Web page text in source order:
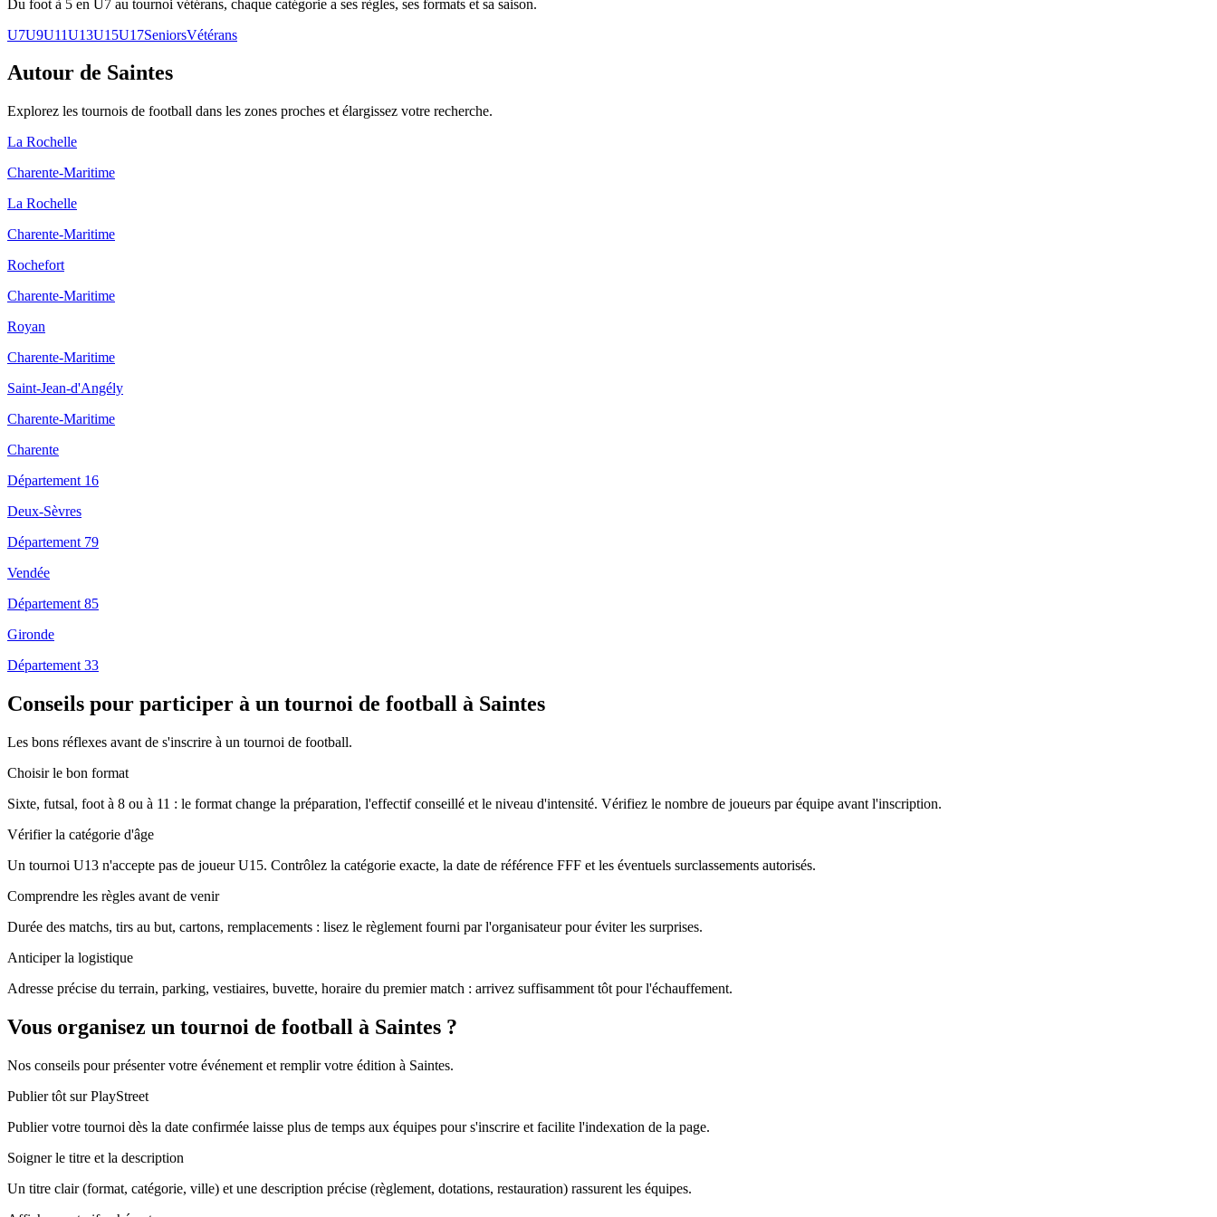
Du foot à 5 en U7 au tournoi vétérans, chaque catégorie a ses règles, ses formats et sa saison.
U7U9U11U13U15U17SeniorsVétérans
Autour de Saintes
Explorez les tournois de football dans les zones proches et élargissez votre recherche.
La Rochelle
Charente-Maritime
La Rochelle
Charente-Maritime
Rochefort
Charente-Maritime
Royan
Charente-Maritime
Saint-Jean-d'Angély
Charente-Maritime
Charente
Département 16
Deux-Sèvres
Département 79
Vendée
Département 85
Gironde
Département 33
Conseils pour participer à un tournoi de football à Saintes
Les bons réflexes avant de s'inscrire à un tournoi de football.
Choisir le bon format
Sixte, futsal, foot à 8 ou à 11 : le format change la préparation, l'effectif conseillé et le niveau d'intensité. Vérifiez le nombre de joueurs par équipe avant l'inscription.
Vérifier la catégorie d'âge
Un tournoi U13 n'accepte pas de joueur U15. Contrôlez la catégorie exacte, la date de référence FFF et les éventuels surclassements autorisés.
Comprendre les règles avant de venir
Durée des matchs, tirs au but, cartons, remplacements : lisez le règlement fourni par l'organisateur pour éviter les surprises.
Anticiper la logistique
Adresse précise du terrain, parking, vestiaires, buvette, horaire du premier match : arrivez suffisamment tôt pour l'échauffement.
Vous organisez un tournoi de football à Saintes ?
Nos conseils pour présenter votre événement et remplir votre édition à Saintes.
Publier tôt sur PlayStreet
Publier votre tournoi dès la date confirmée laisse plus de temps aux équipes pour s'inscrire et facilite l'indexation de la page.
Soigner le titre et la description
Un titre clair (format, catégorie, ville) et une description précise (règlement, dotations, restauration) rassurent les équipes.